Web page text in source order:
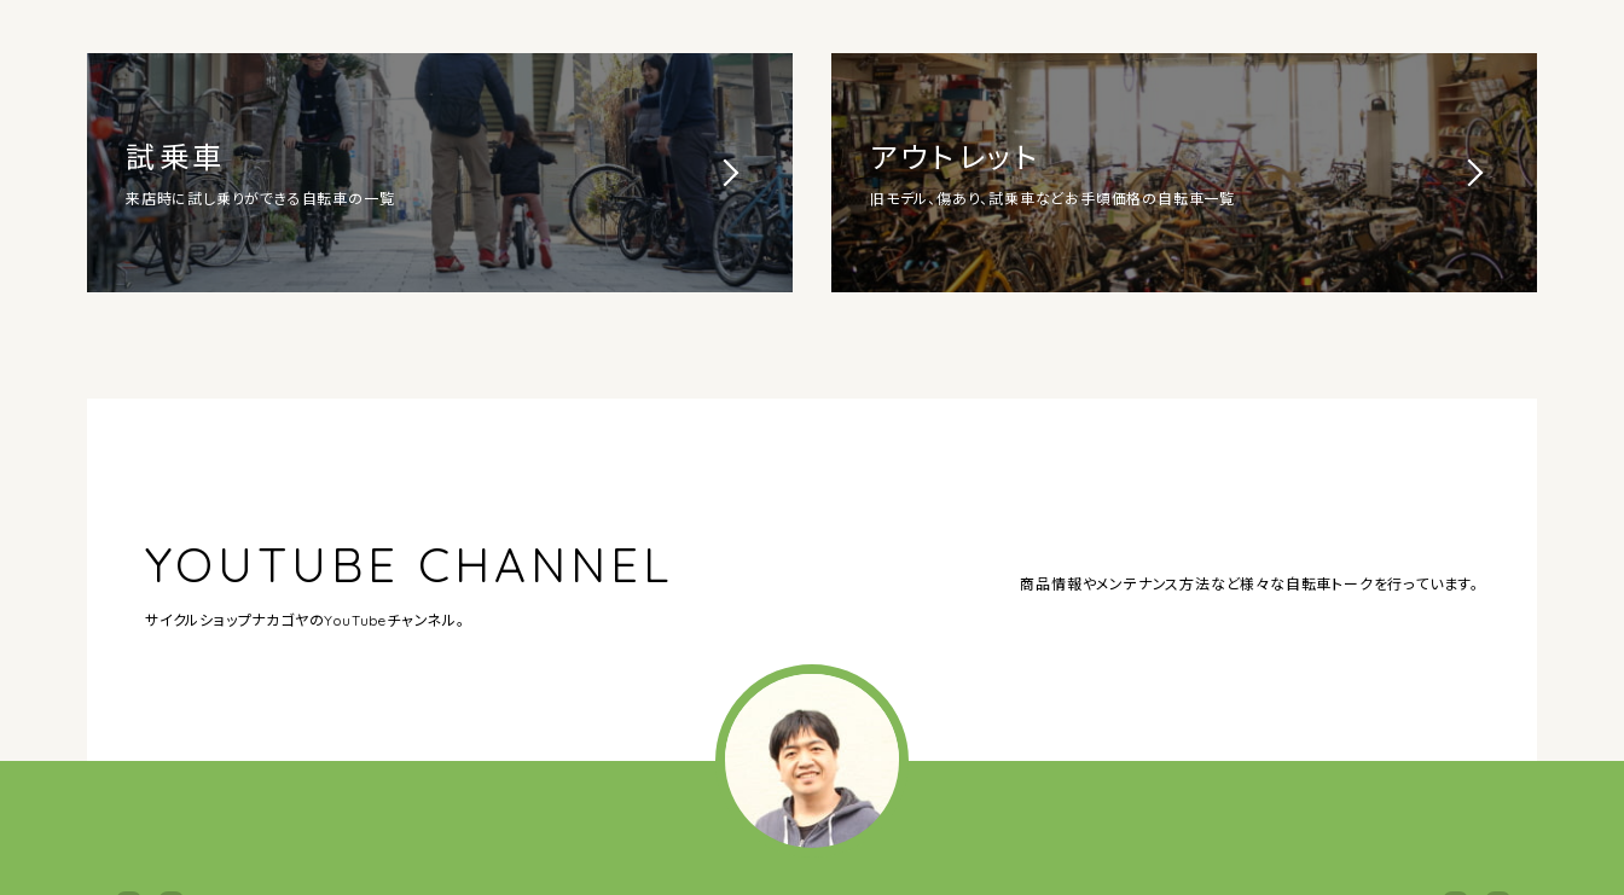
試乗車
来店時に試し乗りができる自転車の一覧
アウトレット
旧モデル、傷あり、試乗車などお手頃価格の自転車一覧
YOUTUBE CHANNEL
サイクルショップナカゴヤのYouTubeチャンネル。
商品情報やメンテナンス方法など様々な自転車トークを行っています。